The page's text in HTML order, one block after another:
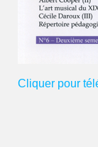
Cliquer pour